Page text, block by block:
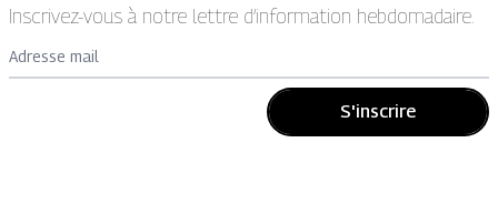
Inscrivez-vous à notre lettre d’information hebdomadaire.
Adresse mail
S'inscrire